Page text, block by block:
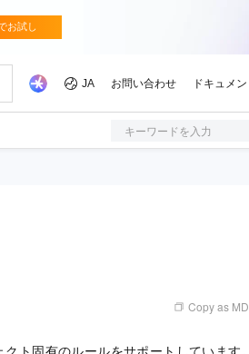
キーワードを入力
Copy as MD
ト固有のルールをサポートしています。